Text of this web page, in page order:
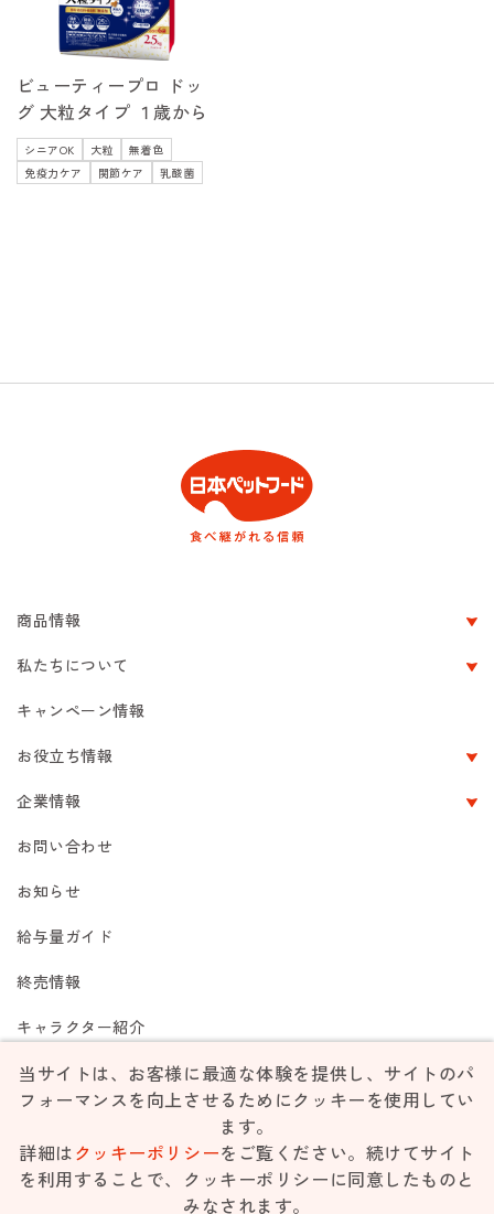
ビューティープロ ドッ
グ 大粒タイプ １歳から
シニアOK 大粒
無着色
免疫力ケア
関節ケア 乳酸菌
商品情報
私たちについて
キャンペーン情報
お役立ち情報
企業情報
お問い合わせ
お知らせ
給与量ガイド
終売情報
キャラクター紹介
個人情報保護方針 リンク集 サイトマップ
Unauthorized use or reproduction of materials contained is strictly
prohibited.
当サイトは、お客様に最適な体験を提供し、サイトのパ
フォーマンスを向上させるためにクッキーを使用してい
ます。
詳細はクッキーポリシーをご覧ください。続けてサイト
を利用することで、クッキーポリシーに同意したものと
みなされます。